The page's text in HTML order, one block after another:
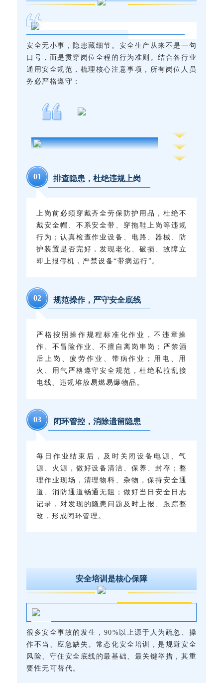
安全无小事，隐患藏细节。安全生产从来不是一句
口号，而是贯穿岗位全程的行为准则。结合各行业
通用安全规范，梳理核心注意事项，所有岗位人员
务必严格遵守：
01 排查隐患，杜绝违规上岗
上岗前必须穿戴齐全劳保防护用品，杜绝不
戴安全帽、不系安全带、穿拖鞋上岗等违规
行为；认真检查作业设备、电路、器械、防
护装置是否完好，发现老化、破损、故障立
即上报停机，严禁设备“带病运行”。
02 规范操作，严守安全底线
严格按照操作规程标准化作业，不违章操
作、不冒险作业、不擅自离岗串岗；严禁酒
后上岗、疲劳作业、带病作业；用电、用
火、用气严格遵守安全规范，杜绝私拉乱接
电线、违规堆放易燃易爆物品。
03 闭环管控，消除遗留隐患
每日作业结束后，及时关闭设备电源、气
源、火源，做好设备清洁、保养、封存；整
理作业现场，清理物料、杂物，保持安全通
道、消防通道畅通无阻；做好当日安全日志
记录，对发现的隐患问题及时上报、跟踪整
改，形成闭环管理。
安全培训是核心保障
很多安全事故的发生，90%以上源于人为疏忽、操
作不当、应急缺失。常态化安全培训，是规避安全
风险、守住安全底线的最基础、最关键举措，其重
要性无可替代。